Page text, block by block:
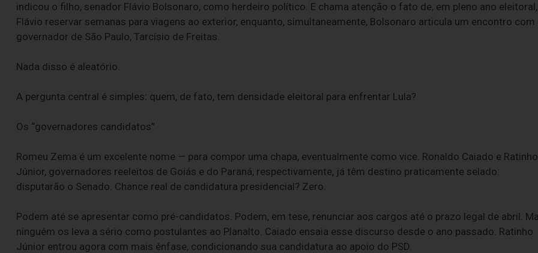
indicou o filho, senador Flávio Bolsonaro, como herdeiro político. E chama atenção o fato de, em pleno ano eleitoral,
Flávio reservar semanas para viagens ao exterior, enquanto, simultaneamente, Bolsonaro articula um encontro com
governador de São Paulo, Tarcísio de Freitas.
Nada disso é aleatório.
A pergunta central é simples: quem, de fato, tem densidade eleitoral para enfrentar Lula?
Os “governadores candidatos”
Romeu Zema é um excelente nome — para compor uma chapa, eventualmente como vice. Ronaldo Caiado e Ratinho
Júnior, governadores reeleitos de Goiás e do Paraná, respectivamente, já têm destino praticamente selado:
disputarão o Senado. Chance real de candidatura presidencial? Zero.
Podem até se apresentar como pré-candidatos. Podem, em tese, renunciar aos cargos até o prazo legal de abril.
ninguém os leva a sério como postulantes ao Planalto. Caiado ensaia esse discurso desde o ano passado. Ratinho
Júnior entrou agora com mais ênfase, condicionando sua candidatura ao apoio do PSD.